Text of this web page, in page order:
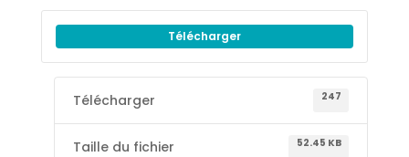
Télécharger
Télécharger 247
Taille du fichier 52.45 KB